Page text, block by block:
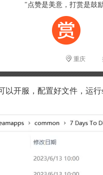
"点赞是美意，打赏是鼓
重庆
开服，配置好文件，运行